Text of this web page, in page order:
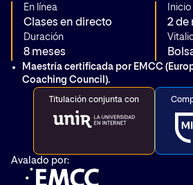
En línea
Clases en directo
Inicio
2 de
Duración
8 meses
Maestría certificada por EMCC
Coaching Council).
Titulación conjunta con
Avalado por: